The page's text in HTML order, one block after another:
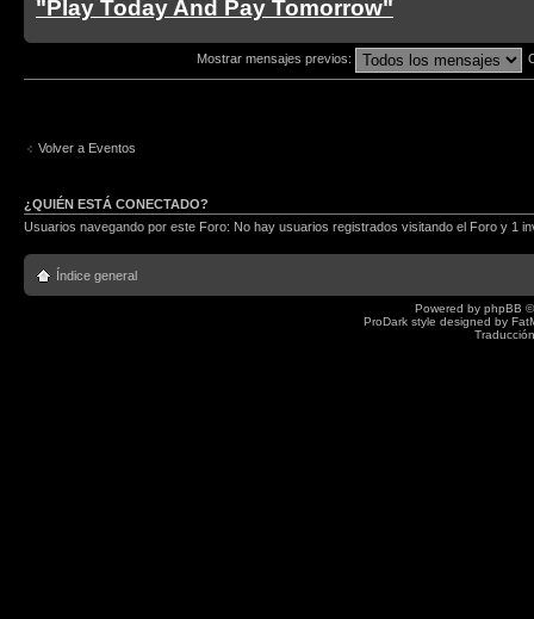
"Play Today And Pay Tomorrow"
Mostrar mensajes previos:
Volver a Eventos
¿QUIÉN ESTÁ CONECTADO?
Usuarios navegando por este Foro: No hay usuarios registrados visitando el Foro y 1
Índice general
Powered by phpBB
ProDark style designed by